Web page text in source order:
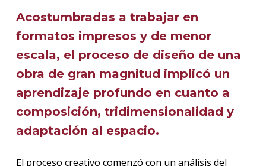
Acostumbradas a trabajar en
formatos impresos y de menor
escala, el proceso de diseño de una
obra de gran magnitud implicó un
aprendizaje profundo en cuanto a
composición, tridimensionalidad y
adaptación al espacio.
El proceso creativo comenzó con un análisis del